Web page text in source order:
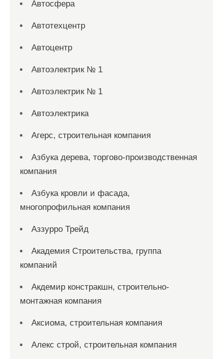
Автосфера
Автотехцентр
Автоцентр
Автоэлектрик № 1
Автоэлектрик № 1
Автоэлектрика
Агерс, строительная компания
Азбука дерева, торгово-производственная
компания
Азбука кровли и фасада,
многопрофильная компания
Аззурро Трейд
Академия Строительства, группа
компаний
Акдемир констракшн, строительно-
монтажная компания
Аксиома, строительная компания
Алекс строй, строительная компания